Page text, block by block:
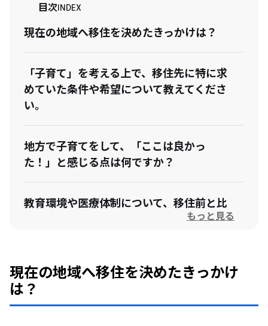
目次INDEX
現在の地域へ移住を決めたきっかけは？
「子育て」を考える上で、移住先に特に求
めていた条件や希望について教えてくださ
い。
地方で子育てをして、「ここは良かっ
た！」と感じる点は何ですか？
教育環境や医療体制について、移住前と比
べて感じた良かった点／不安だった点の両
実際に暮らしてみて、予想外だったこと
や、課題だと感じていることについて教え
てください。
もっと見る
現在の地域へ移住を決めたきっかけ
は？